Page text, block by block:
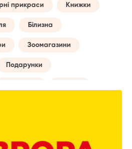
прикраси Книжки
Білизна
Зоомагазини
Подарунки
Годинники